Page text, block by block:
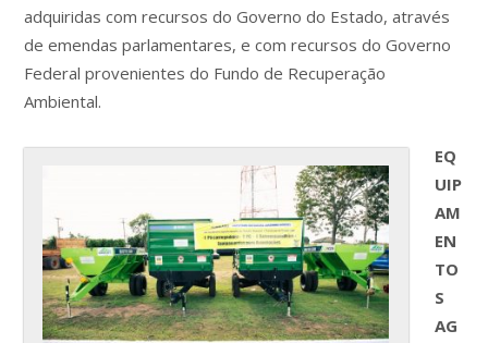
adquiridas com recursos do Governo do Estado, através
de emendas parlamentares, e com recursos do Governo
Federal provenientes do Fundo de Recuperação
Ambiental.
EQ
UIP
AM
EN
TO
S
AG